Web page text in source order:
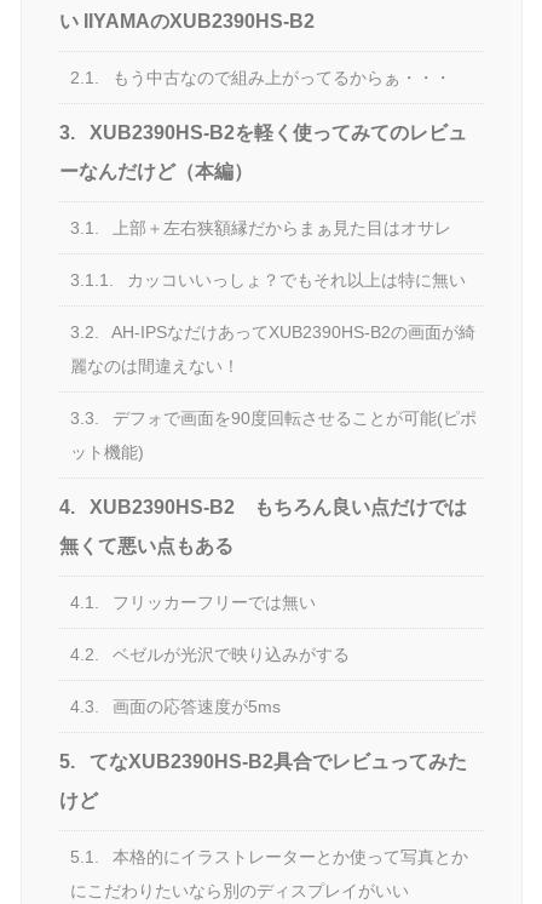
い IIYAMAのXUB2390HS-B2
2.1. もう中古なので組み上がってるからぁ・・・
3.
XUB2390HS-B2を軽く使ってみてのレビュ
ーなんだけど（本編）
3.1. 上部＋左右狭額縁だからまぁ見た目はオサレ
3.1.1. カッコいいっしょ？でもそれ以上は特に無い
3.2.
AH-IPSなだけあってXUB2390HS-B2の画面が綺
麗なのは間違えない！
3.3.
デフォで画面を90度回転させることが可能(ピポ
ット機能)
4.
XUB2390HS-B2 もちろん良い点だけでは
無くて悪い点もある
4.1. フリッカーフリーでは無い
4.2. ベゼルが光沢で映り込みがする
4.3. 画面の応答速度が5ms
5.
てなXUB2390HS-B2具合でレビュってみた
けど
5.1.
本格的にイラストレーターとか使って写真とか
にこだわりたいなら別のディスプレイがいい